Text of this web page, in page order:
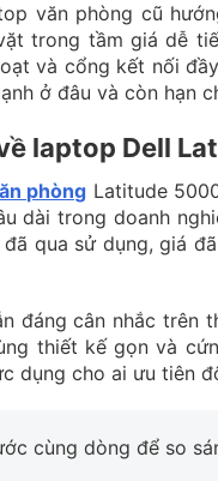
văn phòng cũ
trong tầm giá dễ
và cổng kết nối
ở đâu và còn hạn
laptop Dell
phòng Latitude
dài trong doanh
qua sử dụng, giá
đáng cân nhắc trên
thiết kế gọn và
dụng cho ai ưu tiên
cùng dòng để so